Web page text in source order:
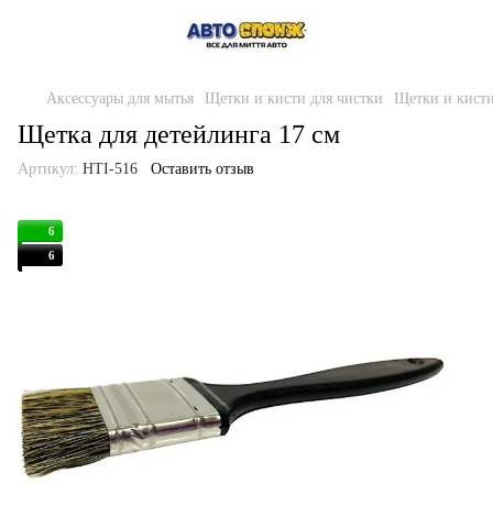
Аксессуары для мытья Щетки и кисти для чистки Щетки и
Щетка для детейлинга 17 см
Артикул: HTI-516 Оставить отзыв
6
6